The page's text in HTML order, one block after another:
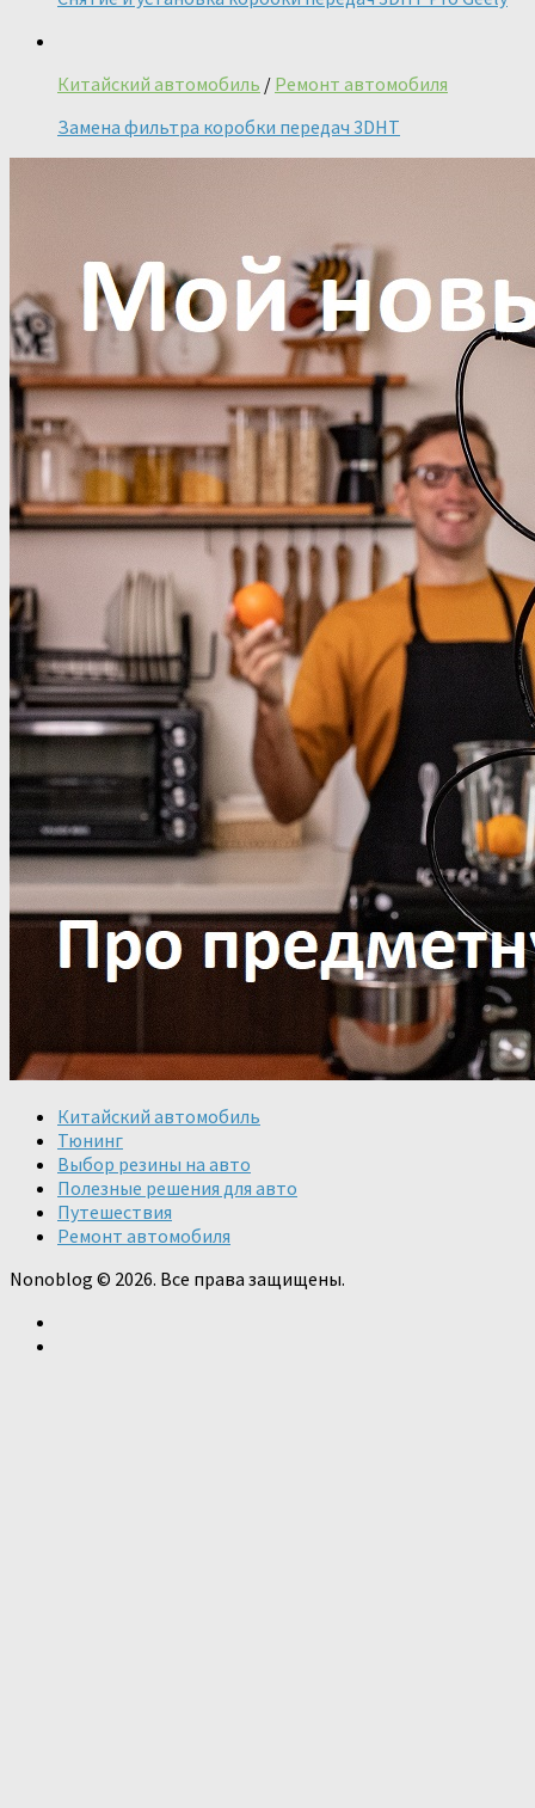
Китайский автомобиль / Ремонт автомобиля
Замена фильтра коробки передач 3DHT
Китайский автомобиль
Тюнинг
Выбор резины на авто
Полезные решения для авто
Путешествия
Ремонт автомобиля
Nonoblog © 2026. Все права защищены.